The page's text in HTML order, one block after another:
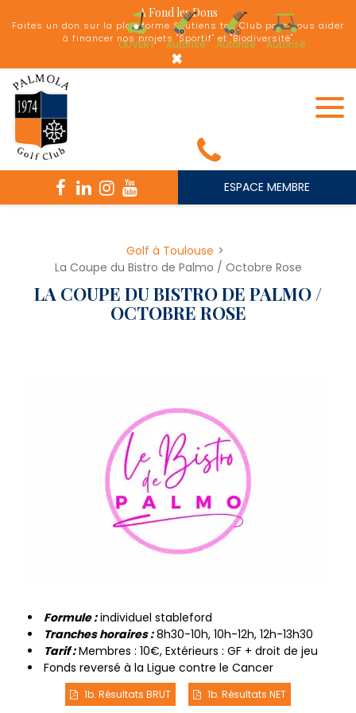
A Fond les Dons
Faites un don sur la plateforme Soutiens ton Club pour nous aider
à financer nos projets "Sportif" et "Biodiversité"
×
OUVERT Autorisé Autorisé Autorisé
ESPACE MEMBRE
Golf à Toulouse
La Coupe du Bistro de Palmo / Octobre Rose
LA COUPE DU BISTRO DE PALMO /
OCTOBRE ROSE
Form ule :individuel stableford
Tranches horaires :8h30-10h, 10h-12h, 12h-13h30
Tarif :Membres : 10€, Extérieurs : GF + droit de jeu
Fonds reversé à la Ligue contre le Cancer
1b. Résultats BRUT 1b. Résultats NET
Panneau de gestion des cookies